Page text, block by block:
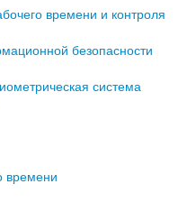
времени и контроля
безопасности
система
времени